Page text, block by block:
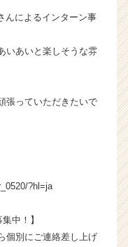
んによるインターン事
いあいと楽しそうな雰
張っていただきたいで
?hl=ja
中！】
個別にご連絡差し上げ